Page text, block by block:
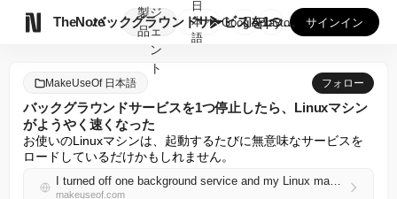
TheNote
製
品
ジ
ェ
ン
ト
バックグラウンドサービスを1つ停止したら、Linuxマシンが...
日
本
語
GooglePlay
AppStore サインイン
MakeUseOf 日本語 フォロー
バックグラウンドサービスを1つ停止したら、Linuxマシン
がようやく速くなった
お使いのLinuxマシンは、起動するたびに無意味なサービスを
ロードしているだけかもしれません。
I turned off one background service and my Linux machine finally felt fast
makeuseof.com